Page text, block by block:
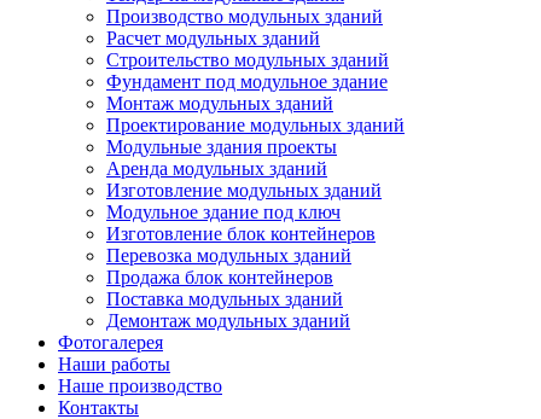
Производство модульных зданий
Расчет модульных зданий
Строительство модульных зданий
Фундамент под модульное здание
Монтаж модульных зданий
Проектирование модульных зданий
Модульные здания проекты
Аренда модульных зданий
Изготовление модульных зданий
Модульное здание под ключ
Изготовление блок контейнеров
Перевозка модульных зданий
Продажа блок контейнеров
Поставка модульных зданий
Демонтаж модульных зданий
Фотогалерея
Наши работы
Наше производство
Контакты